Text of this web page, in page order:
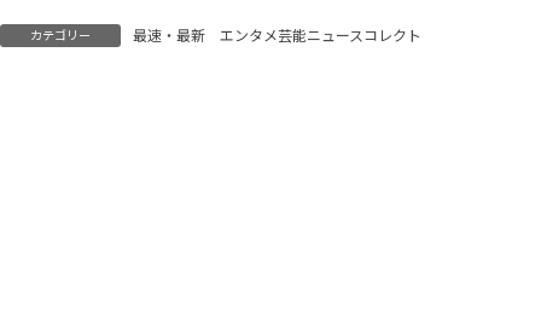
愛瑠、宮澤エマの“南海
MER”メンバーの再登場
して路上でダンス
カテゴリー 最速・最新 エンタメ芸能ニュースコレクト